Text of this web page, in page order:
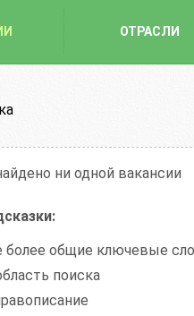
ОТРАСЛИ
ни одной вакансии
более общие ключевые
поиска